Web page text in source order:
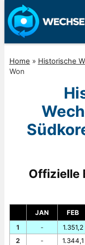
Home » Historische
Won
Offizielle
JAN FEB
1
2
-
-
1.351,2
1.344,1